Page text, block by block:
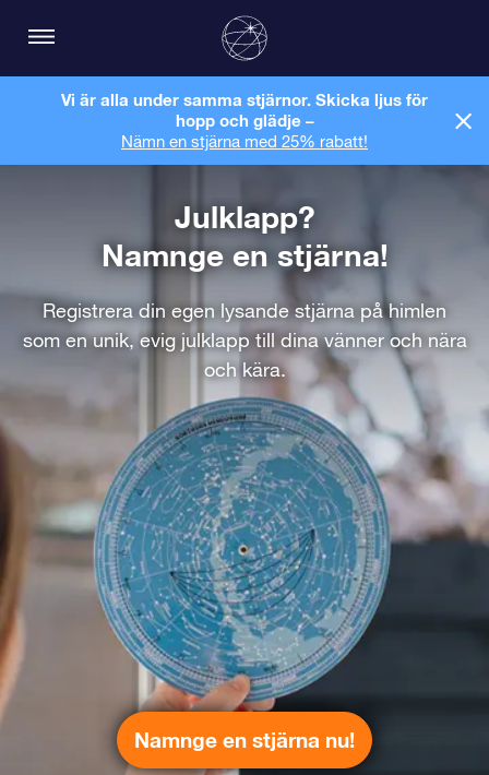
Vi är alla under samma stjärnor. Skicka ljus för
hopp och glädje –
Nämn en stjärna med 25% rabatt!
Julklapp?
Namnge en stjärna!
Registrera din egen lysande stjärna på himlen
som en unik, evig julklapp till dina vänner och nära
och kära.
Namnge en stjärna nu!